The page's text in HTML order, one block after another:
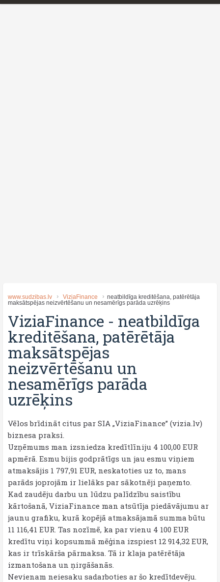
www.sudzibas.lv ViziaFinance
​neatbildīga kreditēšana, patērētāja
maksātspējas neizvērtēšanu un nesamērīgs parāda uzrēķins
ViziaFinance - ​neatbildīga
kreditēšana, patērētāja
maksātspējas
neizvērtēšanu un
nesamērīgs parāda
uzrēķins
Vēlos brīdināt citus par SIA „ViziaFinance” (vizia.lv)
biznesa praksi.
Uzņēmums man izsniedza kredītlīniju 4 100,00 EUR
apmērā. Esmu bijis godprātīgs un jau esmu viņiem
atmaksājis 1 797,91 EUR, neskatoties uz to, mans
parāds joprojām ir lielāks par sākotnēji paņemto.
Kad zaudēju darbu un lūdzu palīdzību saistību
kārtošanā, ViziaFinance man atsūtīja piedāvājumu ar
jaunu grafiku, kurā kopējā atmaksājamā summa būtu
11 116,41 EUR. Tas nozīmē, ka par vienu 4 100 EUR
kredītu viņi kopsummā mēģina izspiest 12 914,32 EUR,
kas ir trīskārša pārmaksa. Tā ir klaja patērētāja
izmantošana un ņirgāšanās.
Nevienam neiesaku sadarboties ar šo kredītdevēju.